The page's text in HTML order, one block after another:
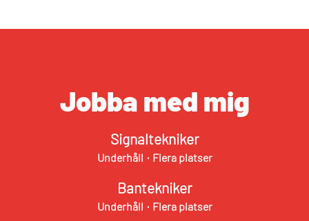
Jobba med mig
Signaltekniker
Underhåll · Flera platser
Bantekniker
Underhåll · Flera platser